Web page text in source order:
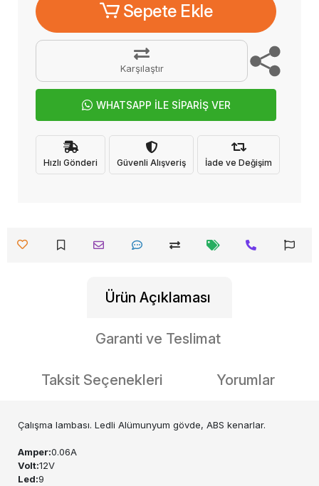
Sepete Ekle
Karşılaştır
WHATSAPP İLE SİPARİŞ VER
Hızlı Gönderi Güvenli Alışveriş İade ve Değişim
Ürün Açıklaması
Garanti ve Teslimat
Taksit Seçenekleri Yorumlar
Çalışma lambası. Ledli Alümunyum gövde, ABS kenarlar.
Amper:0.06A
Volt:12V
Led:9